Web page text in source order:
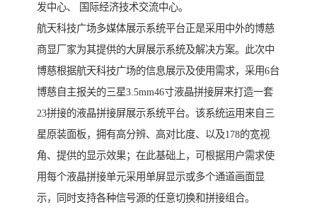
发中心、 国际经济技术交流中心。
航天科技广场多媒体展示系统平台正是采用中外的博慈
商显厂家为其提供的大屏展示系统及解决方案。此次中
博慈根据航天科技广场的信息展示及使用需求，采用6台
博慈自主报关的三星3.5mm46寸液晶拼接屏来打造一套
23拼接的液晶拼接屏展示系统平台。该系统运用来自三
星原装面板，拥有高分辨、高对比度、以及178的宽视
角、提供的显示效果；在此基础上，可根据用户需求使
用每个液晶拼接单元采用单屏显示或多个通道画面显
示，同时支持各种信号源的任意切换和拼接组合。